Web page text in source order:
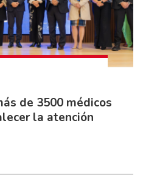
de 3500 médicos
la atención